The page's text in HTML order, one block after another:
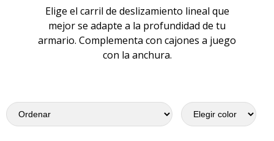
Elige el carril de deslizamiento lineal que
mejor se adapte a la profundidad de tu
armario. Complementa con cajones a juego
con la anchura.